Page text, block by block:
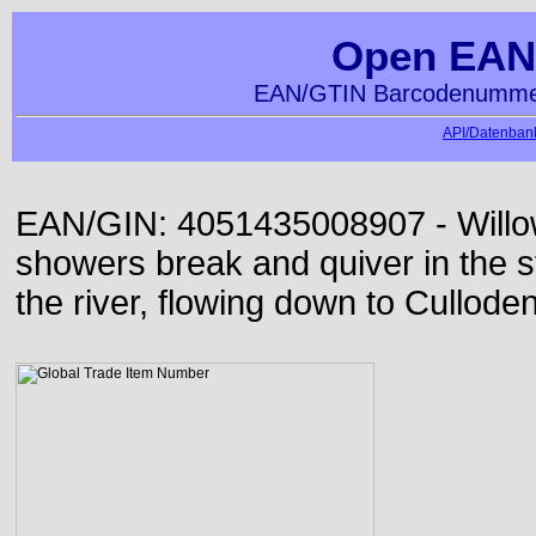
Open
EAN/GTIN
API/
EAN/GIN: 4051435008907 -
showers break and quiver in the
the river, flowing down to